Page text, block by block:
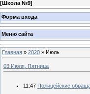
[Школа №9]
Форма входа
Меню сайта
Главная » 2020 » Июль
03 Июля, Пятница
11:47 Полицейские